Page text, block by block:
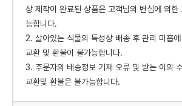
상 제작이 완료된 상품은 고객님의 변심에 의한
능합니다.
2. 살아있는 식물의 특성상 배송 후 관리 미흡
교환 및 환불이 불가능합니다.
3. 주문자의 배송정보 기재 오류 및 받는 이의
교환및 환불은 불가능합니다.